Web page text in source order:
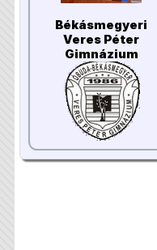
Békásmegyeri
Veres Péter
Gimnázium